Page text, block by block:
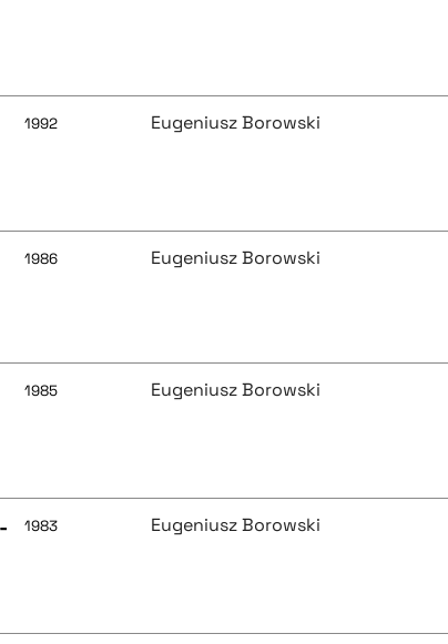
1992 Eugeniusz Borowski
1986 Eugeniusz Borowski
1985 Eugeniusz Borowski
1983 Eugeniusz Borowski